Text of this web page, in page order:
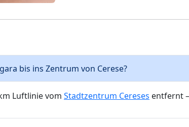
bis ins Zentrum von Cerese?
Luftlinie vom Stadtzentrum Cereses entfernt